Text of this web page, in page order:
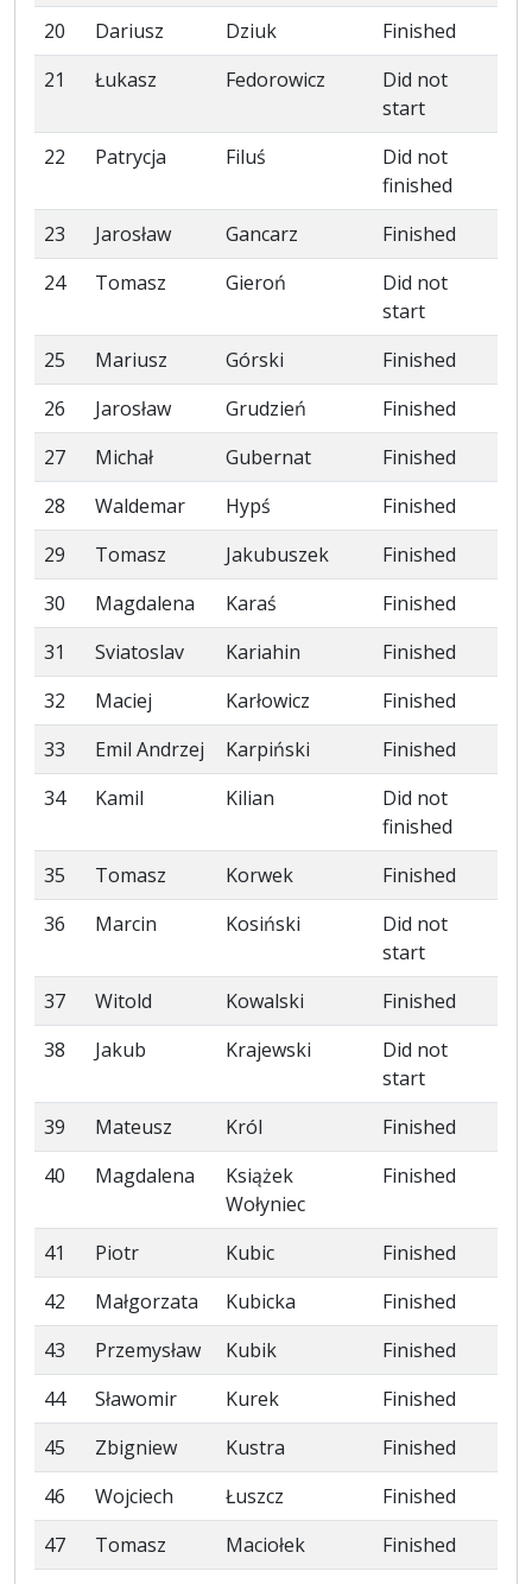
20
Dariusz Dziuk
Finished
21
Łukasz Fedorowicz
Did not
start
22
Patrycja Filuś
Did not
finished
23
Jarosław Gancarz
Finished
24
Tomasz Gieroń
Did not
start
25
Mariusz Górski
Finished
26
Jarosław Grudzień
Finished
27
Michał Gubernat
Finished
28
Waldemar Hypś
Finished
29
Tomasz Jakubuszek
Finished
30
Magdalena Karaś
Finished
31
Sviatoslav Kariahin
Finished
32
Maciej Karłowicz
Finished
33
Emil Andrzej Karpiński
Finished
34
Kamil Kilian
Did not
finished
35
Tomasz Korwek
Finished
36
Marcin Kosiński
Did not
start
37
Witold Kowalski
Finished
38
Jakub Krajewski
Did not
start
39
Mateusz Król
Finished
40
Magdalena
Książek
Wołyniec
Finished
41 Piotr Kubic
Finished
42
Małgorzata Kubicka
Finished
43
Przemysław Kubik
Finished
44
Sławomir Kurek
Finished
45
Zbigniew Kustra
Finished
46
Wojciech Łuszcz
Finished
47
Tomasz Maciołek
Finished